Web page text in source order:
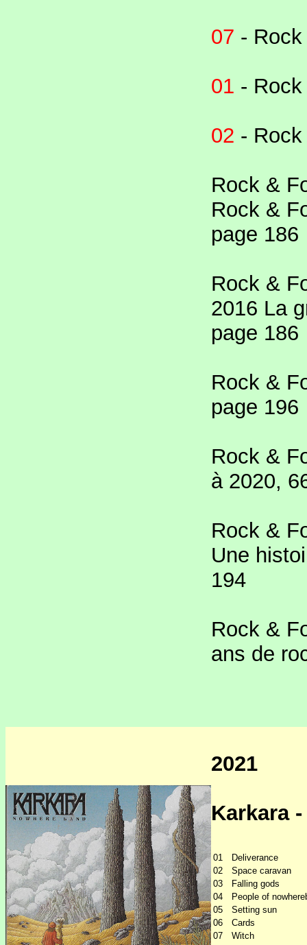
07 -
01 - Rock
02 -
Rock &
Rock &
page 186
Rock &
2016 La
page 186
Rock &
page 196
Rock &
à 2020,
Rock &
Une
194
Rock &
ans de
2021
Karkara
01
Deliverance
02
Space caravan
03
Falling gods
04
People of
05
Setting sun
06
Cards
07
Witch